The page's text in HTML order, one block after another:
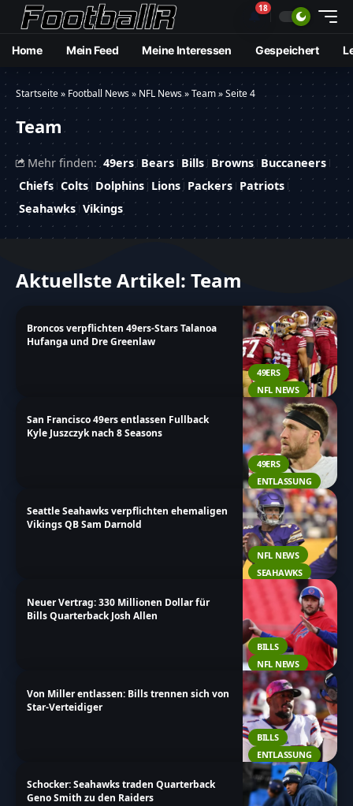
🔔18
Home Mein Feed Meine Interessen Gespeichert
Startseite» Football News» NFL News»Team»Seite 4
Team
Mehr finden: 49ers Bears Bills Browns Buccaneers
Chiefs Colts Dolphins Lions Packers Patriots
Seahawks Vikings
Aktuellste Artikel: Team
49ERS
NFL NEWS
Broncos verpflichten 49ers-Stars Talanoa
Hufanga und Dre Greenlaw
49ERS
ENTLASSUNG
San Francisco 49ers entlassen Fullback
Kyle Juszczyk nach 8 Seasons
NFL NEWS
SEAHAWKS
Seattle Seahawks verpflichten ehemaligen
Vikings QB Sam Darnold
BILLS
NFL NEWS
Neuer Vertrag: 330 Millionen Dollar für
Bills Quarterback Josh Allen
BILLS
ENTLASSUNG
Von Miller entlassen: Bills trennen sich von
Star-Verteidiger
Schocker: Seahawks traden Quarterback
Geno Smith zu den Raiders